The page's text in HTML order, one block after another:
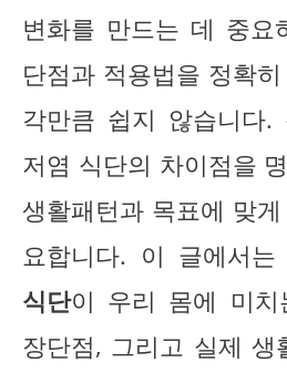
변화를 만드는 데 중요
단점과 적용법을 정확
각만큼 쉽지 않습니다.
저염 식단의 차이점을
생활패턴과 목표에 맞
요합니다. 이 글에서는
식단이 우리 몸에 미치
장단점, 그리고 실제